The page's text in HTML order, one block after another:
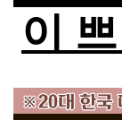
이